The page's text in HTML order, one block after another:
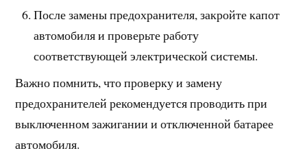
После замены предохранителя, закройте капот
автомобиля и проверьте работу
соответствующей электрической системы.
Важно помнить, что проверку и замену
предохранителей рекомендуется проводить при
выключенном зажигании и отключенной батарее
автомобиля.